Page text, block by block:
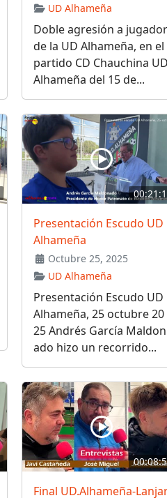
UD Alhameña
Doble agresión a jugador
de la UD Alhameña, en el
partido CD Chauchina UD
Alhameña del 15 de...
Presentación Escudo UD
Alhameña
Octubre 25, 2025
UD Alhameña
Presentación Escudo UD
Alhameña, 25 octubre 20
25 Andrés García Maldon
ado hizo un recorrido...
Final UD.Alhameña-